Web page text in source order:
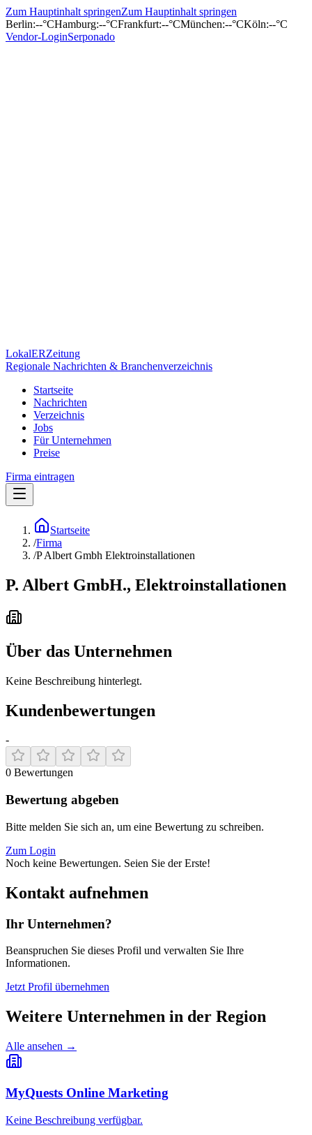
Zum Hauptinhalt springenZum Hauptinhalt springen
Berlin:--°CHamburg:--°CFrankfurt:--°CMünchen:--°CKöln:--°C
Vendor-LoginSerponado
LokalERZeitung
Regionale Nachrichten & Branchenverzeichnis
Startseite
Nachrichten
Verzeichnis
Jobs
Für Unternehmen
Preise
Firma eintragen
Startseite
/Firma
/P Albert Gmbh Elektroinstallationen
P. Albert GmbH., Elektroinstallationen
Über das Unternehmen
Keine Beschreibung hinterlegt.
Kundenbewertungen
-
0 Bewertungen
Bewertung abgeben
Bitte melden Sie sich an, um eine Bewertung zu schreiben.
Zum Login
Noch keine Bewertungen. Seien Sie der Erste!
Kontakt aufnehmen
Ihr Unternehmen?
Beanspruchen Sie dieses Profil und verwalten Sie Ihre
Informationen.
Jetzt Profil übernehmen
Weitere Unternehmen in der Region
Alle ansehen →
MyQuests Online Marketing
Keine Beschreibung verfügbar.